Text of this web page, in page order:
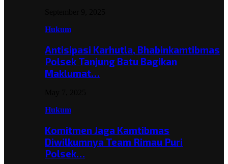
Hukum
Antisipasi Karhutla, Bhabinkamtibmas
Polsek Tanjung Batu Bagikan
Maklumat…
Hukum
Komitmen Jaga Kamtibmas
Diwilkumnya Team Rimau Puri
Polsek…